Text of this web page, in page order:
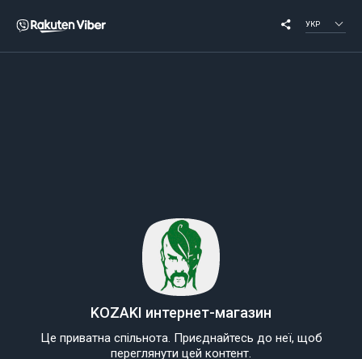
УКР
KOZAKI интернет-магазин
Це приватна спільнота. Приєднайтесь до неї, щоб
переглянути цей контент.